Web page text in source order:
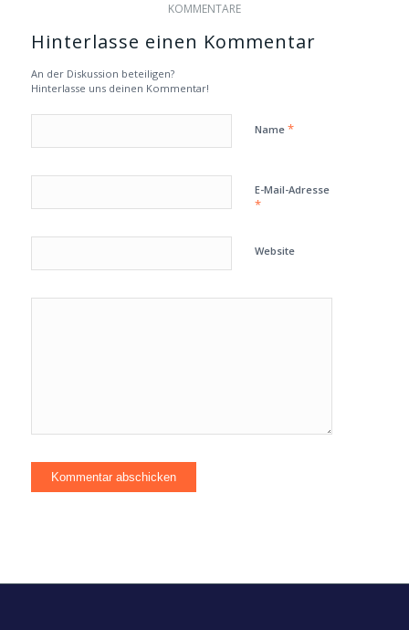
KOMMENTARE
Hinterlasse einen Kommentar
An der Diskussion beteiligen?
Hinterlasse uns deinen Kommentar!
Name *
E-Mail-Adresse
*
Website